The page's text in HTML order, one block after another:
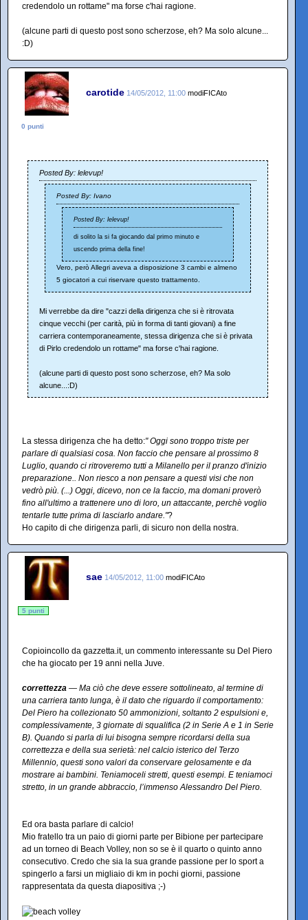
credendolo un rottame" ma forse c'hai ragione.
(alcune parti di questo post sono scherzose, eh? Ma solo alcune...
:D)
carotide 14/05/2012, 11:00 modiFICAto
0 punti
Posted By: lelevup!
Posted By: Ivano
Posted By: lelevup!
di solito la si fa giocando dal primo minuto e
uscendo prima della fine!
Vero, però Allegri aveva a disposizione 3 cambi e almeno
5 giocatori a cui riservare questo trattamento.
Mi verrebbe da dire "cazzi della dirigenza che si è ritrovata
cinque vecchi (per carità, più in forma di tanti giovani) a fine
carriera contemporaneamente, stessa dirigenza che si è privata
di Pirlo credendolo un rottame" ma forse c'hai ragione.
(alcune parti di questo post sono scherzose, eh? Ma solo
alcune...:D)
La stessa dirigenza che ha detto:" Oggi sono troppo triste per
parlare di qualsiasi cosa. Non faccio che pensare al prossimo 8
Luglio, quando ci ritroveremo tutti a Milanello per il pranzo d'inizio
preparazione.. Non riesco a non pensare a questi visi che non
vedrò più. (...) Oggi, dicevo, non ce la faccio, ma domani proverò
fino all'ultimo a trattenere uno di loro, un attaccante, perchè voglio
tentarle tutte prima di lasciarlo andare."?
Ho capito di che dirigenza parli, di sicuro non della nostra.
sae 14/05/2012, 11:00 modiFICAto
5 punti
Copioincollo da gazzetta.it, un commento interessante su Del Piero
che ha giocato per 19 anni nella Juve.
correttezza — Ma ciò che deve essere sottolineato, al termine di
una carriera tanto lunga, è il dato che riguardo il comportamento:
Del Piero ha collezionato 50 ammonizioni, soltanto 2 espulsioni e,
complessivamente, 3 giornate di squalifica (2 in Serie A e 1 in Serie
B). Quando si parla di lui bisogna sempre ricordarsi della sua
correttezza e della sua serietà: nel calcio isterico del Terzo
Millennio, questi sono valori da conservare gelosamente e da
mostrare ai bambini. Teniamoceli stretti, questi esempi. E teniamoci
stretto, in un grande abbraccio, l’immenso Alessandro Del Piero.
Ed ora basta parlare di calcio!
Mio fratello tra un paio di giorni parte per Bibione per partecipare
ad un torneo di Beach Volley, non so se è il quarto o quinto anno
consecutivo. Credo che sia la sua grande passione per lo sport a
spingerlo a farsi un migliaio di km in pochi giorni, passione
rappresentata da questa diapositiva ;-)